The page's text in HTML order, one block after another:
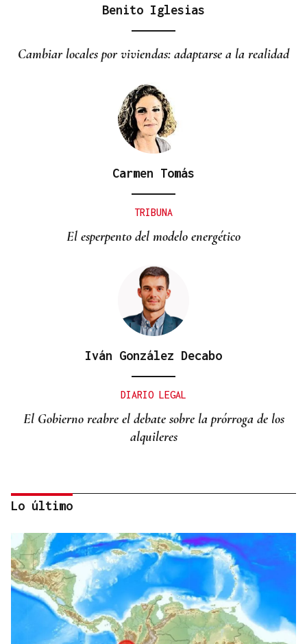
Benito Iglesias
Cambiar locales por viviendas: adaptarse a la realidad
Carmen Tomás
TRIBUNA
El esperpento del modelo energético
Iván González Decabo
DIARIO LEGAL
El Gobierno reabre el debate sobre la prórroga de los
alquileres
Miguel Abad Vila
TRIBUNA
Una crisis migratoria y una crisis sanitaria
Lo último